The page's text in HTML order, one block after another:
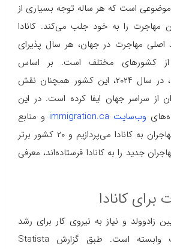
موضوعی است که هر ساله توجه بسیاری از
مهاجرت را به خود جلب می‌کند. کانادا
اصلی مهاجرت در جهان، هر سال پذیرای
از کشورهای مختلف است. بر اساس
گزارش‌های منتشرشده، در سال ۲۰۲۴، این کشور همچنان نقش
از سراسر جهان ایفا کرده است. در این
وب‌سایت immigration.ca
و منابع
دیگر، به بررسی مبدأ مهاجران به کانادا می‌پردازیم و ۲۰ کشور برتر
جدید را به کانادا فرستاده‌اند، معرفی
کانادا
زادوولد و نیاز به نیروی کار برای رشد
اقتصادی، به مهاجرت وابسته است. طبق گزارش Statista